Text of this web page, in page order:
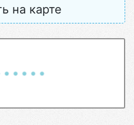
на карте